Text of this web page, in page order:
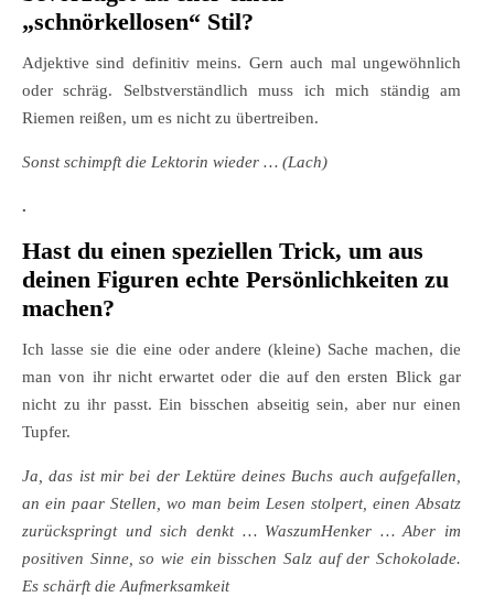
„schnörkellosen“ Stil?
Adjektive sind definitiv meins. Gern auch mal ungewöhnlich
oder schräg. Selbstverständlich muss ich mich ständig am
Riemen reißen, um es nicht zu übertreiben.
Sonst schimpft die Lektorin wieder … (Lach)
.
Hast du einen speziellen Trick, um aus
deinen Figuren echte Persönlichkeiten zu
machen?
Ich lasse sie die eine oder andere (kleine) Sache machen, die
man von ihr nicht erwartet oder die auf den ersten Blick gar
nicht zu ihr passt. Ein bisschen abseitig sein, aber nur einen
Tupfer.
Ja, das ist mir bei der Lektüre deines Buchs auch aufgefallen,
an ein paar Stellen, wo man beim Lesen stolpert, einen Absatz
zurückspringt und sich denkt … WaszumHenker … Aber im
positiven Sinne, so wie ein bisschen Salz auf der Schokolade.
Es schärft die Aufmerksamkeit